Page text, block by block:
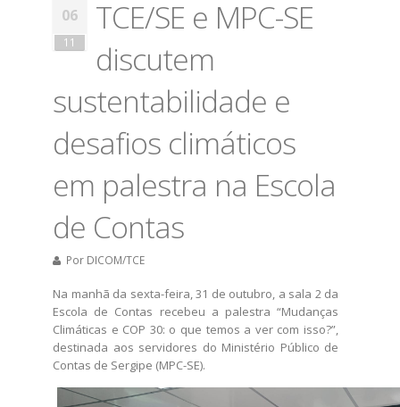
06
11
TCE/SE e MPC-SE
discutem
sustentabilidade e
desafios climáticos
em palestra na Escola
de Contas
Por DICOM/TCE
​Na manhã da sexta-feira, 31 de outubro, a sala 2 da
Escola de Contas recebeu a palestra “Mudanças
Climáticas e COP 30: o que temos a ver com isso?”,
destinada aos servidores do Ministério Público de
Contas de Sergipe (MPC-SE).